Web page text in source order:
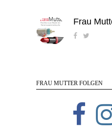
Frau
FRAU MUTTER FOLGEN